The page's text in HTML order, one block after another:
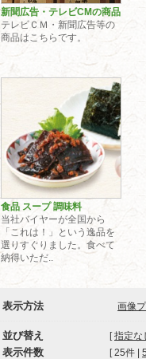
新聞広告・テレビCMの商品
テレビＣＭ・新聞広告等の
商品はこちらです。
食品 スープ 調味料
当社バイヤーが全国から
「これは！」という逸品を
選りすぐりました。食べて
納得いただ..
表示方法 画像
並び替え [指定な
表示件数 [ 25件